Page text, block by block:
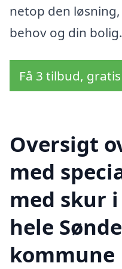
netop den
behov og din bolig.
Få 3 tilbud,
Oversigt
med
med skur
hele
kommune